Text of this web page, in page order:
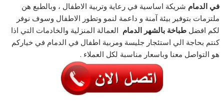
في الدمام شريكة اساسية في رعاية وتربية الاطفال ، وبالطبع هن
ملتزمات بتوفير بيئة آمنة و داعمة لنمو وتطور الاطفال وسوف نوفر
لكم افضل طباخة بالشهر الدمام العمالة المنزلية والخادمات التي اذا
كنتم بحاجة الي استئجار جليسة ومربية اطفال في الدمام في خياركم
هو التواصل معنا وباسعار مناسبة لكل العملاء .